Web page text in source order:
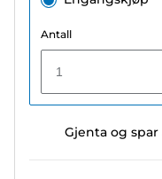
Antall
1
Gjenta og spar